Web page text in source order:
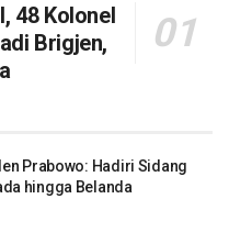
48 Kolonel
Brigjen,
Prabowo: Hadiri Sidang
hingga Belanda